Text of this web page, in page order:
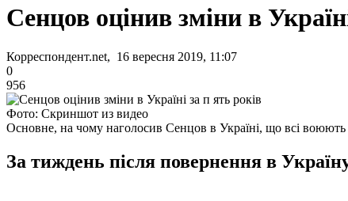
Сенцов оцінив зміни в
Корреспондент.net, 16 вересня 2019, 11:07
0
956
Фото: Скриншот из видео
Основне, на чому наголосив Сенцов в Україні, що всі воюють
За тиждень після повернення в